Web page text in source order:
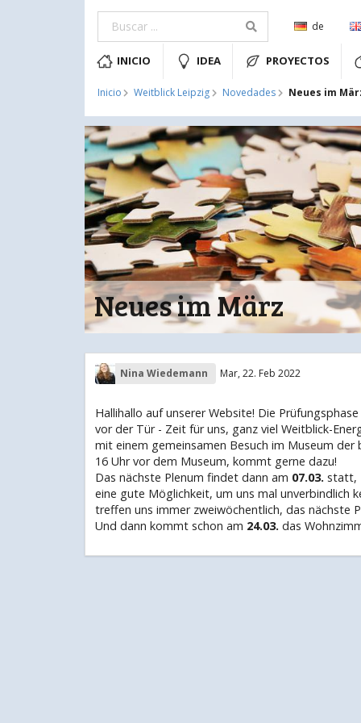
de
INICIO IDEA PROYECTOS
Inicio Weitblick Leipzig Novedades Neues im
Neues im März
Nina Wiedemann Mar, 22. Feb 2022
Hallihallo auf unserer Website! Die
vor der Tür - Zeit für uns, ganz viel Weitblick-
mit einem gemeinsamen Besuch im Museum
16 Uhr vor dem Museum, kommt gerne dazu!
Das nächste Plenum findet dann am 07.03. statt,
eine gute Möglichkeit, um uns mal unverbindlich
treffen uns immer zweiwöchentlich, das nächste
Und dann kommt schon am 24.03. das